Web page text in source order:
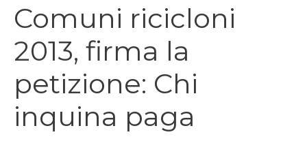
Comuni ricicloni
2013, firma la
petizione: Chi
inquina paga